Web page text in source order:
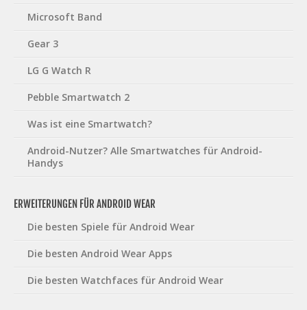
Microsoft Band
Gear 3
LG G Watch R
Pebble Smartwatch 2
Was ist eine Smartwatch?
Android-Nutzer? Alle Smartwatches für Android-
Handys
ERWEITERUNGEN FÜR ANDROID WEAR
Die besten Spiele für Android Wear
Die besten Android Wear Apps
Die besten Watchfaces für Android Wear